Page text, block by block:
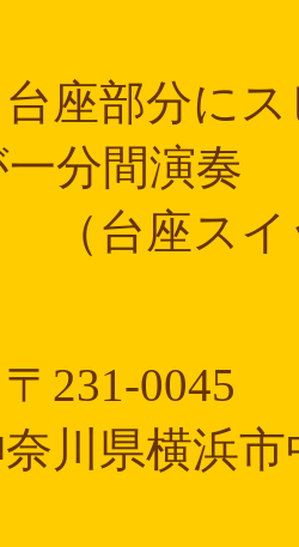
台座部分に
分間演奏
イッ
〒231-0045
横浜市中